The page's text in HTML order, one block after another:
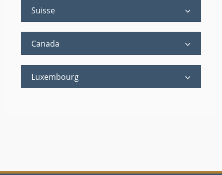
Suisse
Canada
Luxembourg